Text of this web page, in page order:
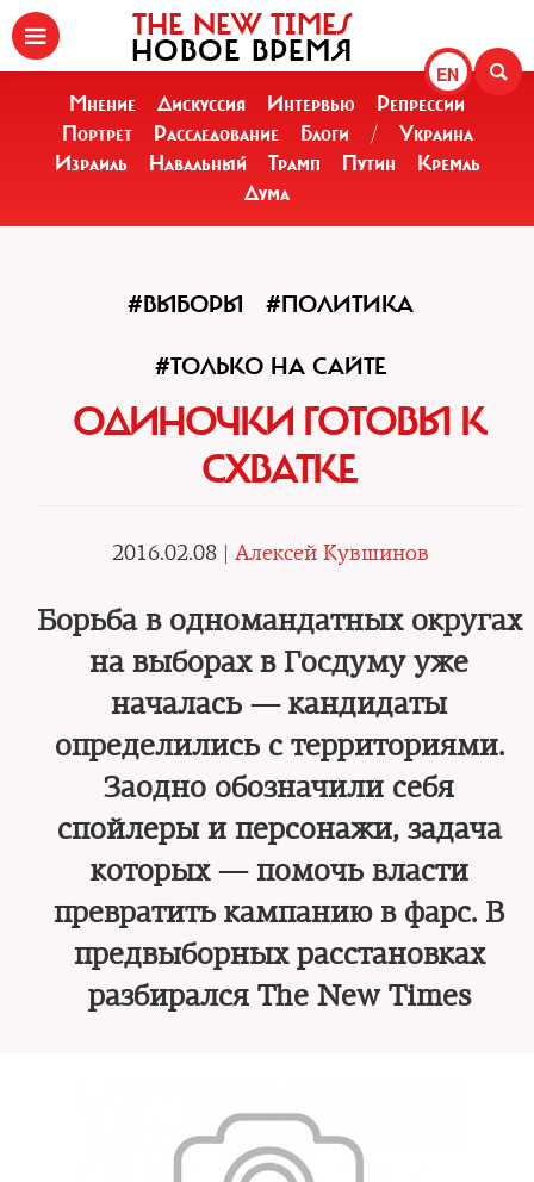
EN
THE NEW TIMES
НОВОЕ ВРЕМЯ
Мнение Дискуссия Интервью
Репрессии
Портрет
Расследование Блоги /
Украина
Израиль
Навальный Трамп Путин
Кремль
Дума
#ВЫБОРЫ #ПОЛИТИКА
#ТОЛЬКО НА САЙТЕ
ОДИНОЧКИ ГОТОВЫ К
СХВАТКЕ
2016.02.08 | Алексей Кувшинов
Борьба в одномандатных округах
на выборах в Госдуму уже
началась — кандидаты
определились с территориями.
Заодно обозначили себя
спойлеры и персонажи, задача
которых — помочь власти
превратить кампанию в фарс. В
предвыборных расстановках
разбирался The New Times